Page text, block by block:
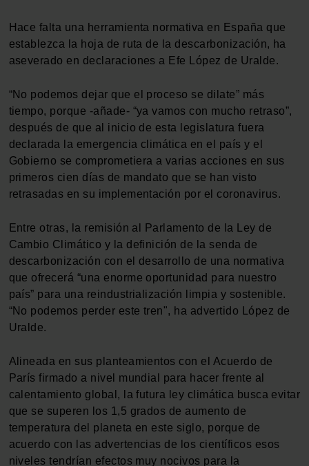
Hace falta una herramienta normativa en España que
establezca la hoja de ruta de la descarbonización, ha
aseverado en declaraciones a Efe López de Uralde.
“No podemos dejar que el proceso se dilate” más
tiempo, porque -añade- “ya vamos con mucho retraso”,
después de que al inicio de esta legislatura fuera
declarada la emergencia climática en el país y el
Gobierno se comprometiera a varias acciones en sus
primeros cien días de mandato que se han visto
retrasadas en su implementación por el coronavirus.
Entre otras, la remisión al Parlamento de la Ley de
Cambio Climático y la definición de la senda de
descarbonización con el desarrollo de una normativa
que ofrecerá “una enorme oportunidad para nuestro
país” para una reindustrialización limpia y sostenible.
“No podemos perder este tren", ha advertido López de
Uralde.
Alineada en sus planteamientos con el Acuerdo de
París firmado a nivel mundial para hacer frente al
calentamiento global, la futura ley climática busca evitar
que se superen los 1,5 grados de aumento de
temperatura del planeta en este siglo, porque de
acuerdo con las advertencias de los científicos esos
niveles tendrían efectos muy nocivos para la